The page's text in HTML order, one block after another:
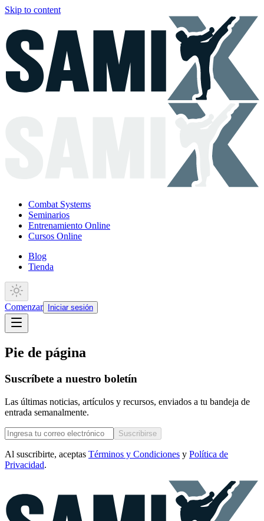
Skip to content
Combat Systems
Seminarios
Entrenamiento Online
Cursos Online
Blog
Tienda
Comenzar Iniciar sesión
Pie de página
Suscríbete a nuestro boletín
Las últimas noticias, artículos y recursos, enviados a tu bandeja de
entrada semanalmente.
Suscribirse
Al suscribirte, aceptas Términos y Condiciones y Política de
Privacidad.